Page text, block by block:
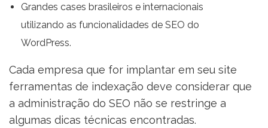
Grandes cases brasileiros e internacionais
utilizando as funcionalidades de SEO do
WordPress.
Cada empresa que for implantar em seu site
ferramentas de indexação deve considerar que
a administração do SEO não se restringe a
algumas dicas técnicas encontradas.